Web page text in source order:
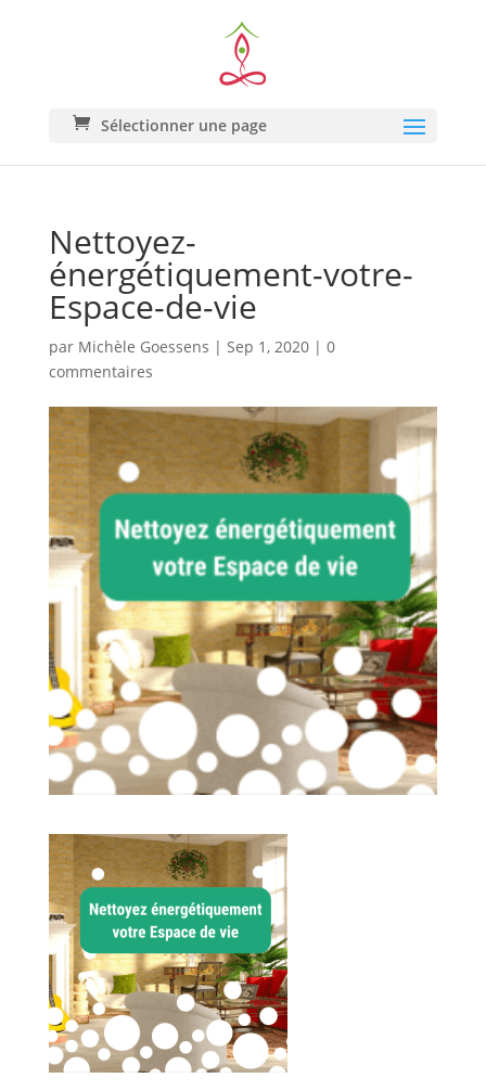
Sélectionner une page
Nettoyez-
énergétiquement-votre-
Espace-de-vie
par Michèle Goessens | Sep 1, 2020| 0
commentaires